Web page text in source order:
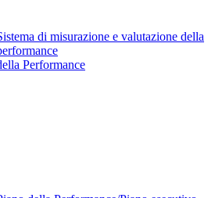
di misurazione e valutazione della
Performance